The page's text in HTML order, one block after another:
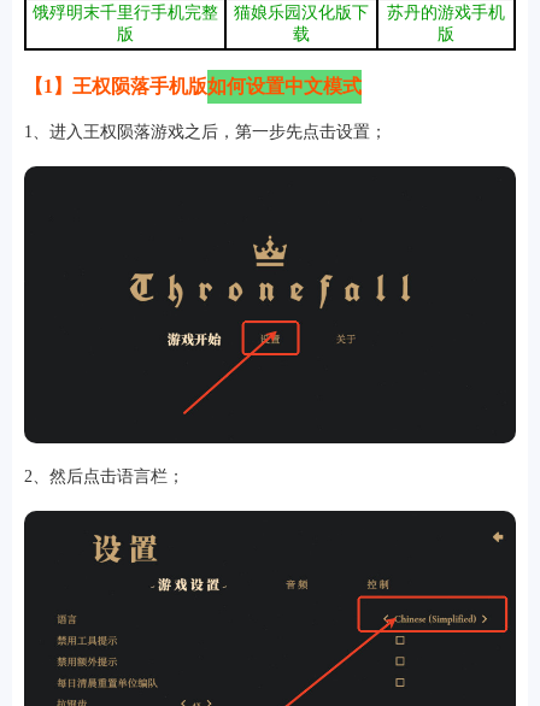
游戏
饿殍明末千里行手机完整
版
猫娘乐园汉化版下
载
苏丹的游戏手机
版
【1】王权陨落手机版如何设置中文模式
1、进入王权陨落游戏之后，第一步先点击设置；
2、然后点击语言栏；